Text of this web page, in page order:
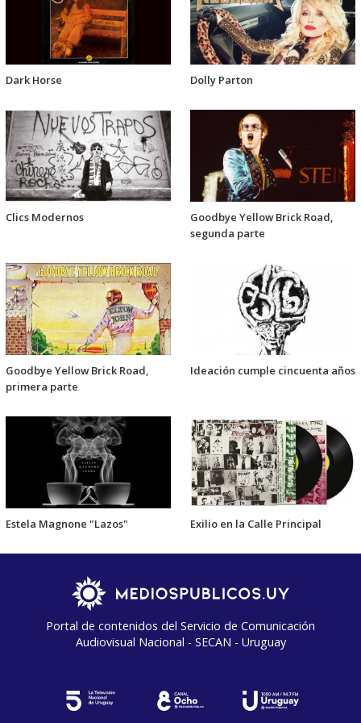
Dark Horse Dolly Parton
Clics Modernos
Goodbye Yellow Brick Road,
segunda parte
Goodbye Yellow Brick Road,
primera parte
Ideación cumple cincuenta años
Estela Magnone "Lazos" Exilio en la Calle Principal
Portal de contenidos del Servicio de Comunicación
Audiovisual Nacional - SECAN - Uruguay